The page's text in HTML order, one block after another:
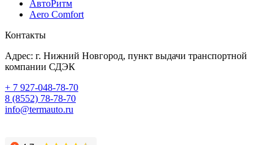
АвтоРитм
Aero Comfort
Контакты
Адрес: г. Нижний Новгород, пункт выдачи транспортной
компании СДЭК
+ 7 927-048-78-70
8 (8552) 78-78-70
info@termauto.ru